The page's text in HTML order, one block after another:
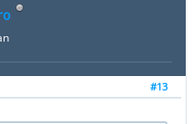
#13